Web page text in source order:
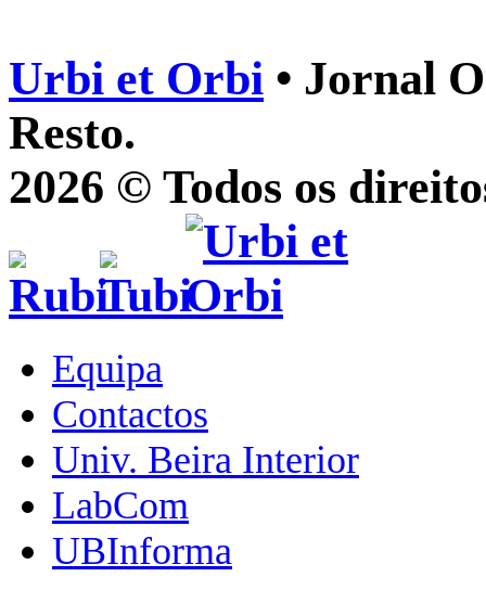
Urbi et Orbi • Jornal
Resto.
2026 © Todos os
Equipa
Contactos
Univ. Beira Interior
LabCom
UBInforma